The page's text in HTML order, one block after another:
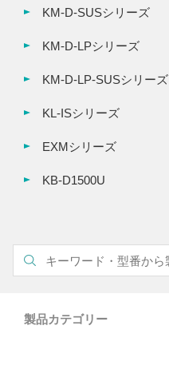
KM-D-SUSシリーズ
KM-D-LPシリーズ
KM-D-LP-SUSシリーズ
KL-ISシリーズ
EXMシリーズ
KB-D1500U
製品カテゴリー